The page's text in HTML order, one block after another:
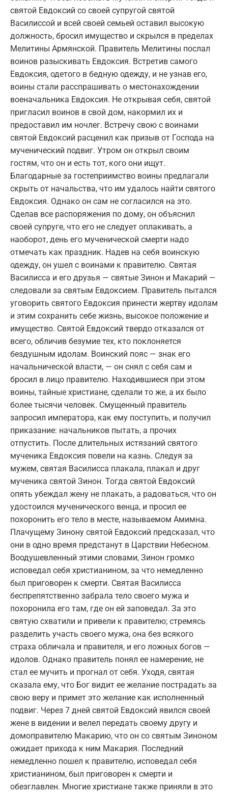
святой Евдоксий со своей супругой святой
Василиссой и всей своей семьей оставил высокую
должность, бросил имущество и скрылся в пределах
Мелитины Армянской. Правитель Мелитины послал
воинов разыскивать Евдоксия. Встретив самого
Евдоксия, одетого в бедную одежду, и не узнав его,
воины стали расспрашивать о местонахождении
военачальника Евдоксия. Не открывая себя, святой
пригласил воинов в свой дом, накормил их и
предоставил им ночлег. Встречу свою с воинами
святой Евдоксий расценил как призыв от Господа на
мученический подвиг. Утром он открыл своим
гостям, что он и есть тот, кого они ищут.
Благодарные за гостеприимство воины предлагали
скрыть от начальства, что им удалось найти святого
Евдоксия. Однако он сам не согласился на это.
Сделав все распоряжения по дому, он объяснил
своей супруге, что его не следует оплакивать, а
наоборот, день его мученической смерти надо
отмечать как праздник. Надев на себя воинскую
одежду, он ушел с воинами к правителю. Святая
Василисса и его друзья — святые Зинон и Макарий —
следовали за святым Евдоксием. Правитель пытался
уговорить святого Евдоксия принести жертву идолам
и этим сохранить себе жизнь, высокое положение и
имущество. Святой Евдоксий твердо отказался от
всего, обличив безумие тех, кто поклоняется
бездушным идолам. Воинский пояс — знак его
начальнической власти, — он снял с себя сам и
бросил в лицо правителю. Находившиеся при этом
воины, тайные христиане, сделали то же, а их было
более тысячи человек. Смущенный правитель
запросил императора, как ему поступить, и получил
приказание: начальников пытать, а прочих
отпустить. После длительных истязаний святого
мученика Евдоксия повели на казнь. Следуя за
мужем, святая Василисса плакала, плакал и друг
мученика святой Зинон. Тогда святой Евдоксий
опять убеждал жену не плакать, а радоваться, что он
удостоился мученического венца, и просил ее
похоронить его тело в месте, называемом Амимна.
Плачущему Зинону святой Евдоксий предсказал, что
они в одно время предстанут в Царствии Небесном.
Воодушевленный этими словами, Зинон громко
исповедал себя христианином, за что немедленно
был приговорен к смерти. Святая Василисса
беспрепятственно забрала тело своего мужа и
похоронила его там, где он ей заповедал. За это
святую схватили и привели к правителю; стремясь
разделить участь своего мужа, она без всякого
страха обличала и правителя, и его ложных богов —
идолов. Однако правитель понял ее намерение, не
стал ее мучить и прогнал от себя. Уходя, святая
сказала ему, что Бог видит ее желание пострадать за
свою веру и примет это желание как исполненный
подвиг. Через 7 дней святой Евдоксий явился своей
жене в видении и велел передать своему другу и
домоправителю Макарию, что он со святым Зиноном
ожидает прихода к ним Макария. Последний
немедленно пошел к правителю, исповедал себя
христианином, был приговорен к смерти и
обезглавлен. Многие христиане также приняли в это